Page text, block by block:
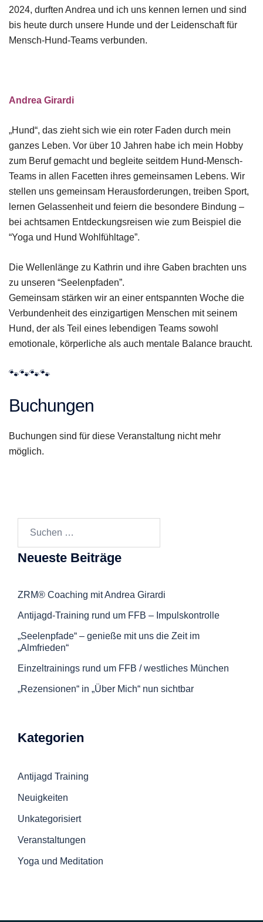
2024, durften Andrea und ich uns kennen lernen und sind
bis heute durch unsere Hunde und der Leidenschaft für
Mensch-Hund-Teams verbunden.
Andrea Girardi
„Hund“, das zieht sich wie ein roter Faden durch mein
ganzes Leben. Vor über 10 Jahren habe ich mein Hobby
zum Beruf gemacht und begleite seitdem Hund-Mensch-
Teams in allen Facetten ihres gemeinsamen Lebens. Wir
stellen uns gemeinsam Herausforderungen, treiben Sport,
lernen Gelassenheit und feiern die besondere Bindung –
bei achtsamen Entdeckungsreisen wie zum Beispiel die
“Yoga und Hund Wohlfühltage”.
Die Wellenlänge zu Kathrin und ihre Gaben brachten uns
zu unseren “Seelenpfaden”.
Gemeinsam stärken wir an einer entspannten Woche die
Verbundenheit des einzigartigen Menschen mit seinem
Hund, der als Teil eines lebendigen Teams sowohl
emotionale, körperliche als auch mentale Balance braucht.
🐾🐾🐾🐾
Buchungen
Buchungen sind für diese Veranstaltung nicht mehr
möglich.
Neueste Beiträge
ZRM® Coaching mit Andrea Girardi
Antijagd-Training rund um FFB – Impulskontrolle
„Seelenpfade“ – genieße mit uns die Zeit im
„Almfrieden“
Einzeltrainings rund um FFB / westliches München
„Rezensionen“ in „Über Mich“ nun sichtbar
Kategorien
Antijagd Training
Neuigkeiten
Unkategorisiert
Veranstaltungen
Yoga und Meditation